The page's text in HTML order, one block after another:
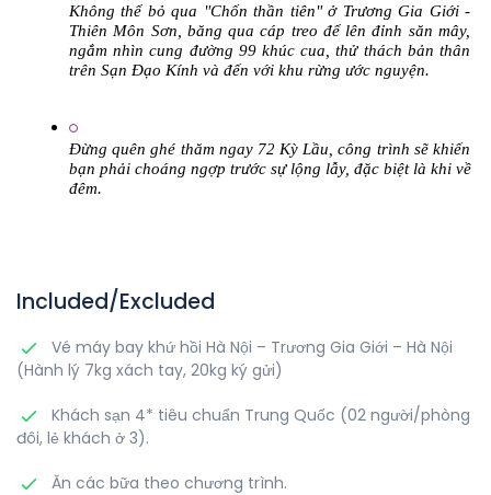
Không thể bỏ qua "Chốn thần tiên" ở Trương Gia Giới -
Thiên Môn Sơn, băng qua cáp treo để lên đỉnh săn mây,
ngắm nhìn cung đường 99 khúc cua, thử thách bản thân
trên Sạn Đạo Kính và đến với khu rừng ước nguyện.
Đừng quên ghé thăm ngay 72 Kỳ Lầu, công trình sẽ khiến
bạn phải choáng ngợp trước sự lộng lẫy, đặc biệt là khi về
đêm.
Included/Excluded
Vé máy bay khứ hồi Hà Nội – Trương Gia Giới – Hà Nội
(Hành lý 7kg xách tay, 20kg ký gửi)
Khách sạn 4* tiêu chuẩn Trung Quốc (02 người/phòng
đôi, lẻ khách ở 3).
Ăn các bữa theo chương trình.